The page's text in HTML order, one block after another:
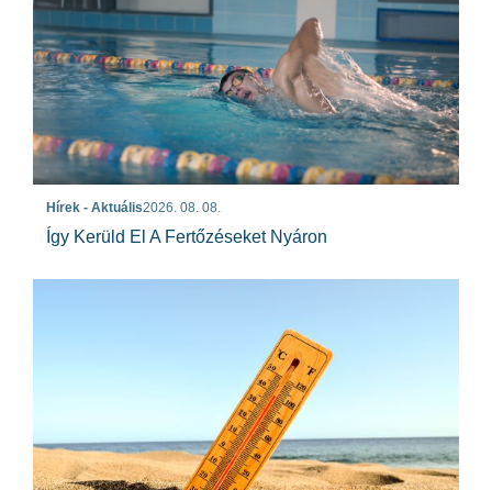
Hírek - Aktuális2026. 08. 08.
Így Kerüld El A Fertőzéseket Nyáron